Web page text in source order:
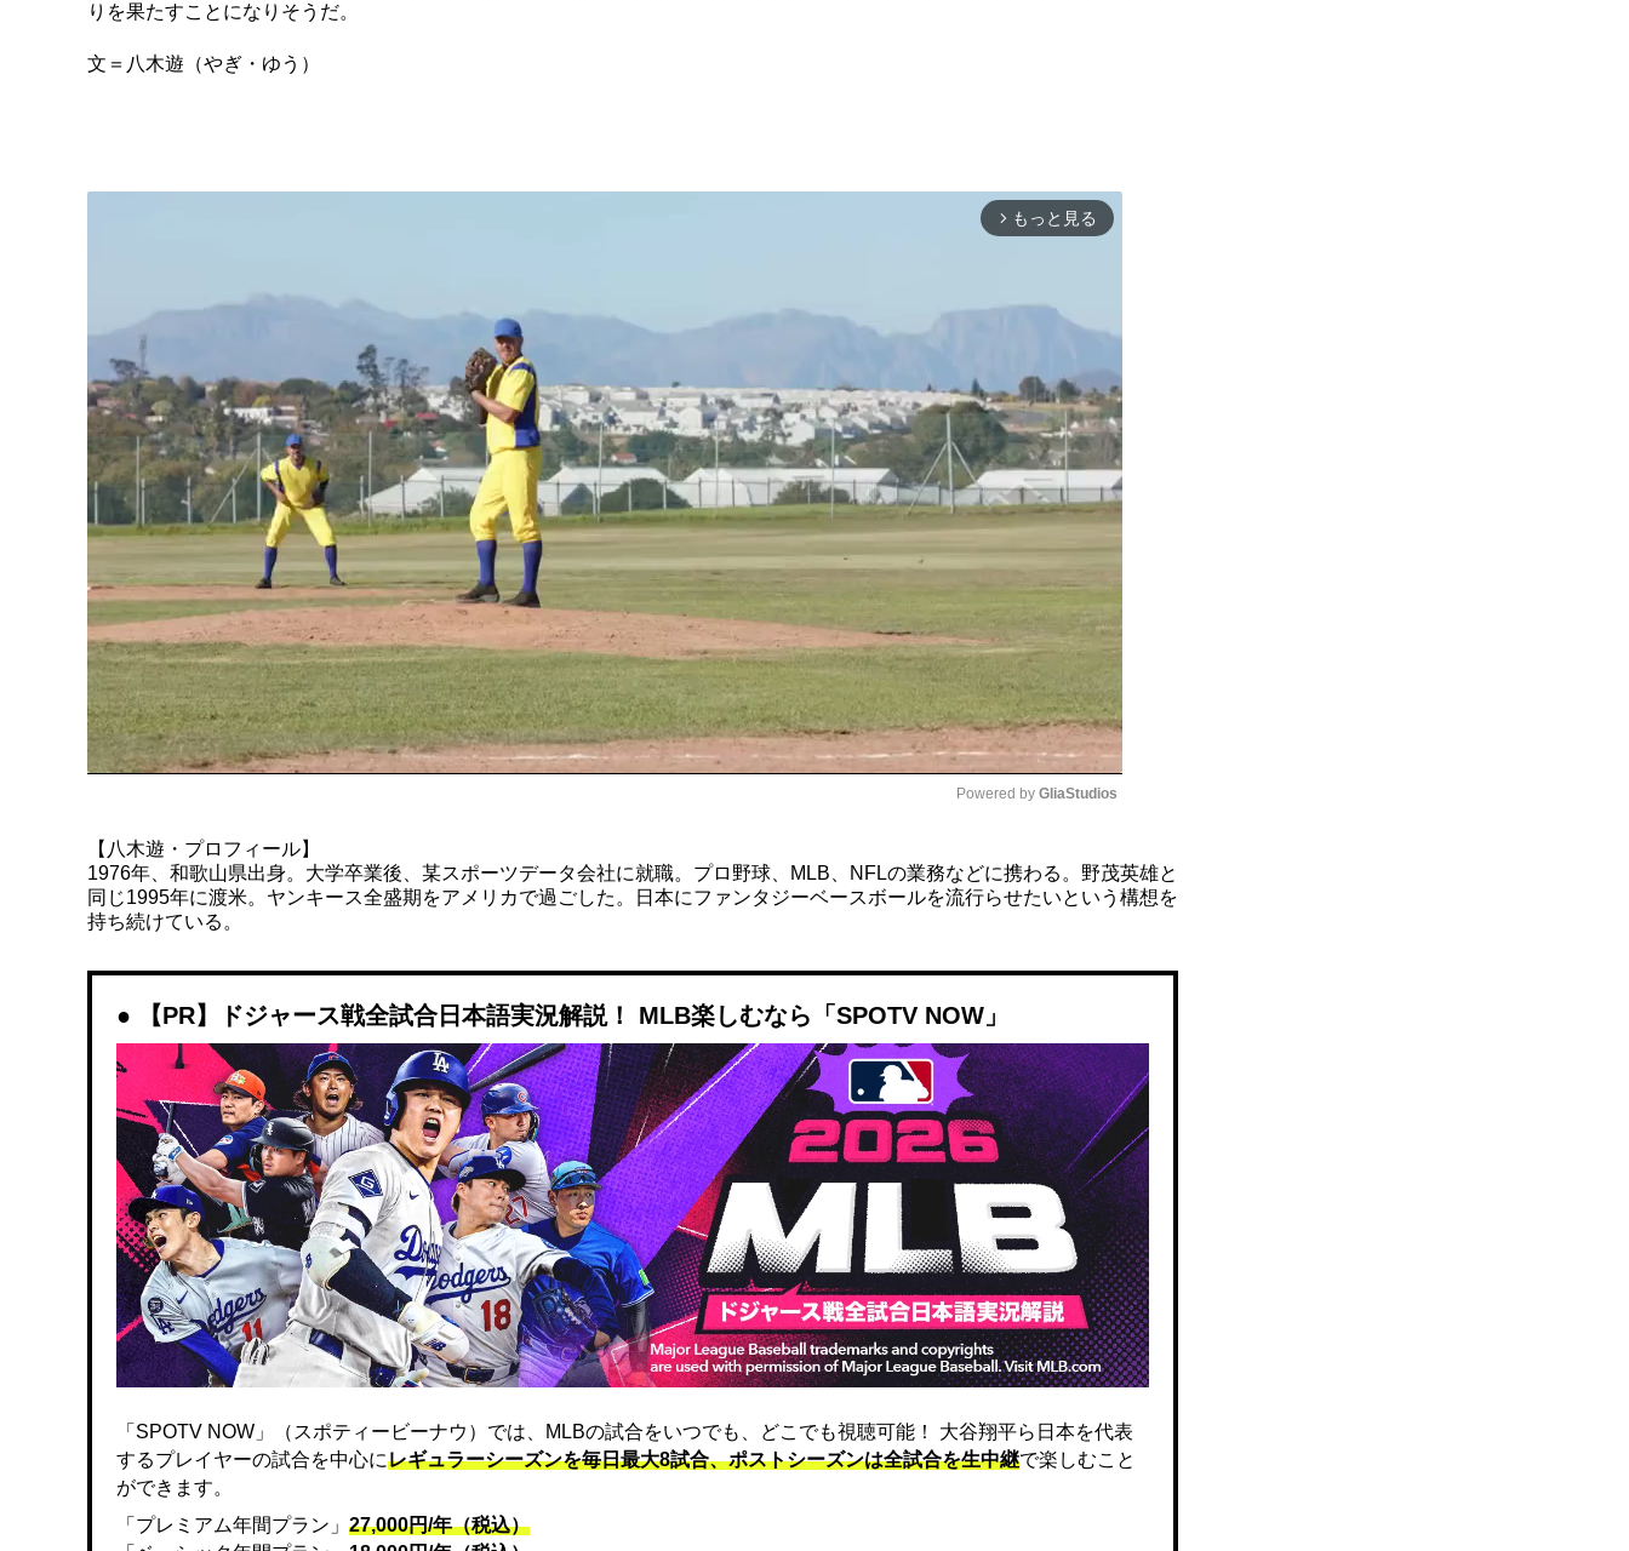
りを果たすことになりそうだ。
文＝八木遊（やぎ・ゆう）
arrow_forward_ios もっと見る
Mute
Powered by GliaStudios
【八木遊・プロフィール】
1976年、和歌山県出身。大学卒業後、某スポーツデータ会社に就職。プロ野球、MLB、NFLの業務などに携わる。野茂英雄と
同じ1995年に渡米。ヤンキース全盛期をアメリカで過ごした。日本にファンタジーベースボールを流行らせたいという構想を
持ち続けている。
【PR】ドジャース戦全試合日本語実況解説！ MLB楽しむなら「SPOTV NOW」
「SPOTV NOW」（スポティービーナウ）では、MLBの試合をいつでも、どこでも視聴可能！ 大谷翔平ら日本を代表
するプレイヤーの試合を中心にレギュラーシーズンを毎日最大8試合、ポストシーズンは全試合を生中継で楽しむこと
ができます。
「プレミアム年間プラン」 27,000円/年（税込）